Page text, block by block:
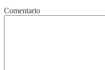
Comentario